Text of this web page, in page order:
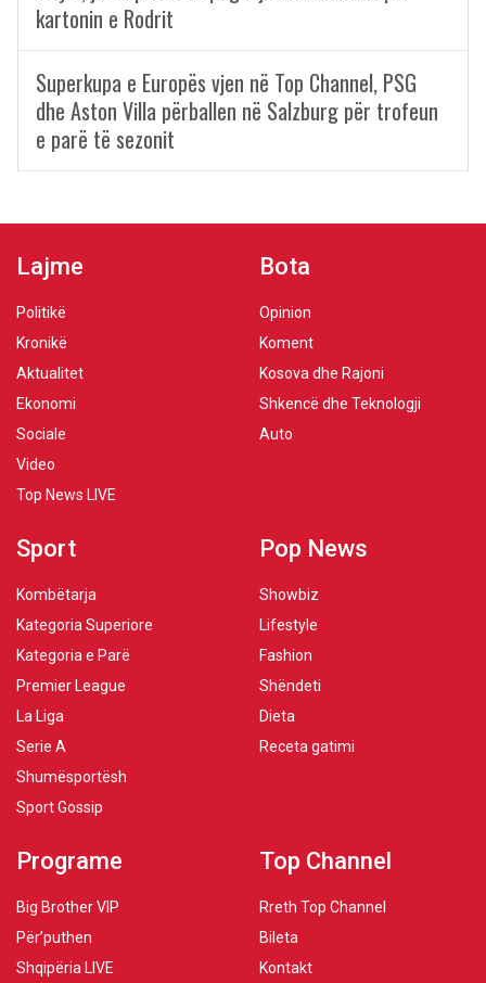
kartonin e Rodrit
Superkupa e Europës vjen në Top Channel, PSG
dhe Aston Villa përballen në Salzburg për trofeun
e parë të sezonit
Lajme
Politikë
Kronikë
Aktualitet
Ekonomi
Sociale
Video
Top News LIVE
Bota
Opinion
Koment
Kosova dhe Rajoni
Shkencë dhe Teknologji
Auto
Sport
Kombëtarja
Kategoria Superiore
Kategoria e Parë
Premier League
La Liga
Serie A
Shumësportësh
Sport Gossip
Pop News
Showbiz
Lifestyle
Fashion
Shëndeti
Dieta
Receta gatimi
Programe
Big Brother VIP
Për’puthen
Shqipëria LIVE
Top Channel
Rreth Top Channel
Bileta
Kontakt